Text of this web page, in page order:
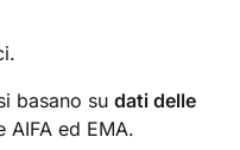
basano sudati delle
AIFA ed EMA.